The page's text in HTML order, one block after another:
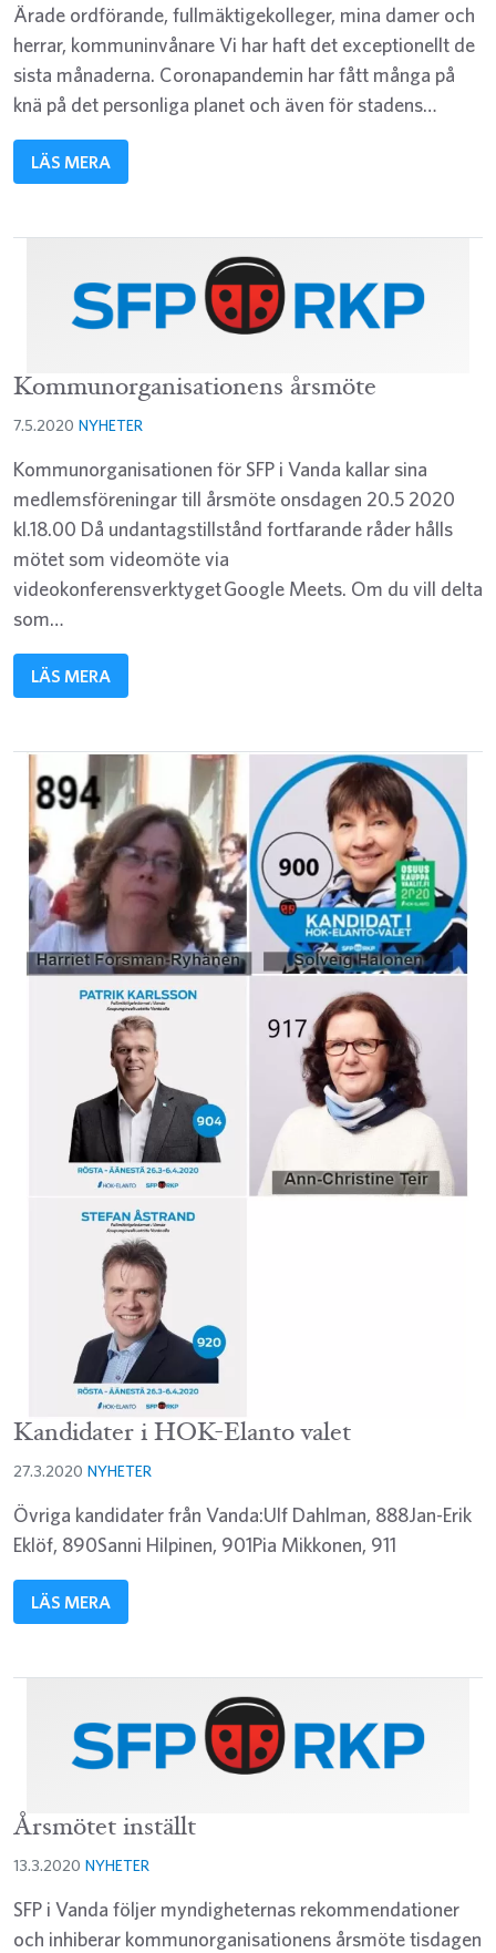
Ärade ordförande, fullmäktigekolleger, mina damer och
herrar, kommuninvånare Vi har haft det exceptionellt de
sista månaderna. Coronapandemin har fått många på
knä på det personliga planet och även för stadens…
LÄS MERA
Kommunorganisationens årsmöte
7.5.2020 NYHETER
Kommunorganisationen för SFP i Vanda kallar sina
medlemsföreningar till årsmöte onsdagen 20.5 2020
kl.18.00 Då undantagstillstånd fortfarande råder hålls
mötet som videomöte via
videokonferensverktyget Google Meets. Om du vill delta
som…
LÄS MERA
Kandidater i HOK-Elanto valet
27.3.2020 NYHETER
Övriga kandidater från Vanda:Ulf Dahlman, 888Jan-Erik
Eklöf, 890Sanni Hilpinen, 901Pia Mikkonen, 911
LÄS MERA
Årsmötet inställt
13.3.2020 NYHETER
SFP i Vanda följer myndigheternas rekommendationer
och inhiberar kommunorganisationens årsmöte tisdagen